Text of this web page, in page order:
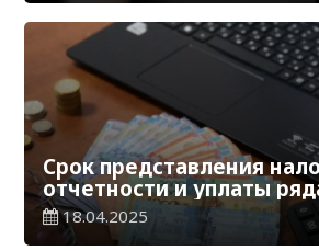
Срок представления
отчетности и уплаты
истекает 21 апреля
18.04.2025